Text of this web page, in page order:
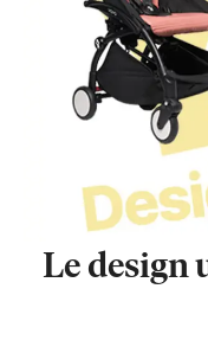
Le design